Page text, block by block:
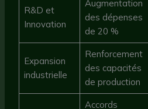
R&D et
Innovation
Augmentation
des dépenses
de 20 %
Expansion
industrielle
Renforcement
des capacités
de production
Accords